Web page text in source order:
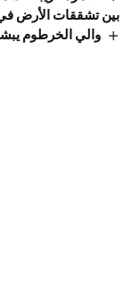
بين تشققات الأرض
والي الخرطوم